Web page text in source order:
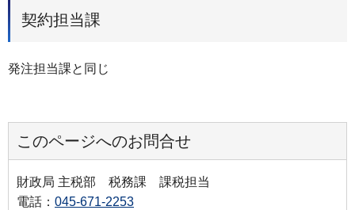
契約担当課
発注担当課と同じ
このページへのお問合せ
財政局 主税部 税務課 課税担当
電話： 045-671-2253